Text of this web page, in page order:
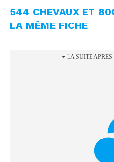
544 CHEVAUX ET
LA MÊME FICHE